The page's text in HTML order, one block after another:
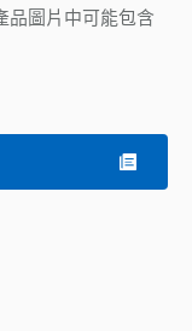
品圖片中可能包含